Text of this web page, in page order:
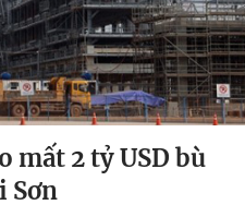
mất 2 tỷ USD bù
Sơn